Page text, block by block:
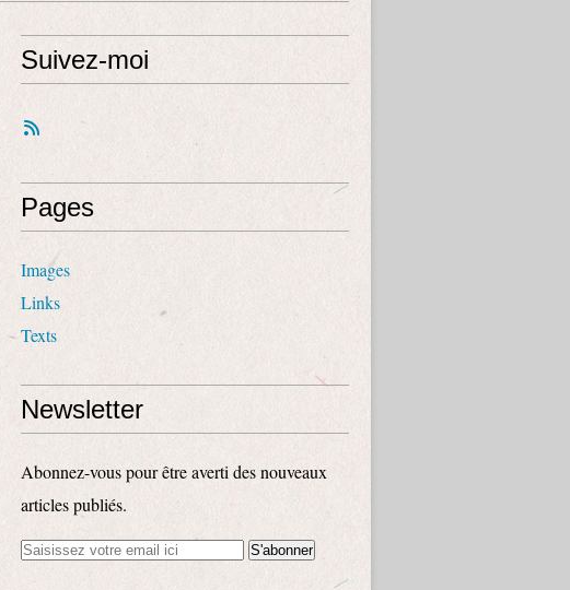
Suivez-moi
Pages
Images
Links
Texts
Newsletter
Abonnez-vous pour être averti des nouveaux
articles publiés.